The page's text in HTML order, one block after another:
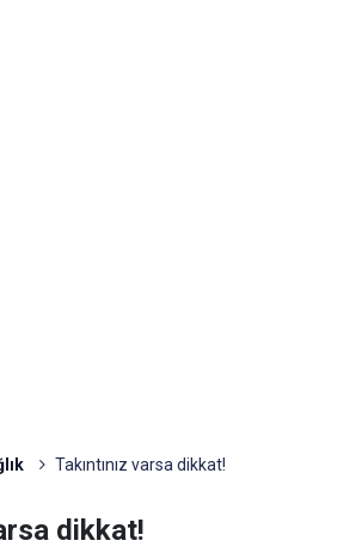
Takıntınız varsa dikkat!
dikkat!